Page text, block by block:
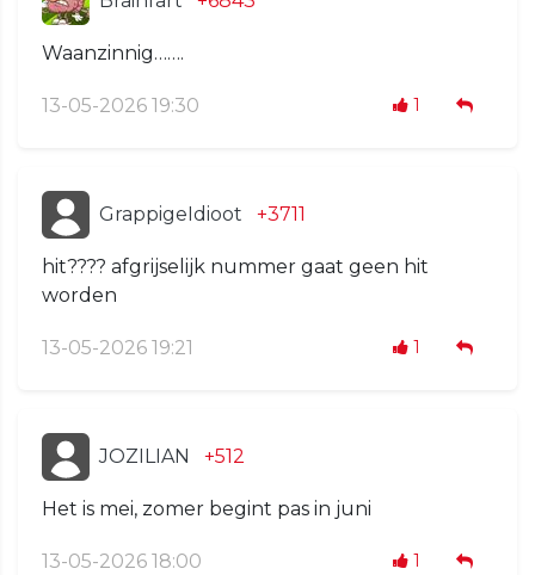
Waanzinnig…….
13-05-2026 19:30 1
GrappigeIdioot +3711
hit???? afgrijselijk nummer gaat geen hit
worden
13-05-2026 19:21 1
JOZILIAN +512
Het is mei, zomer begint pas in juni
13-05-2026 18:00 1